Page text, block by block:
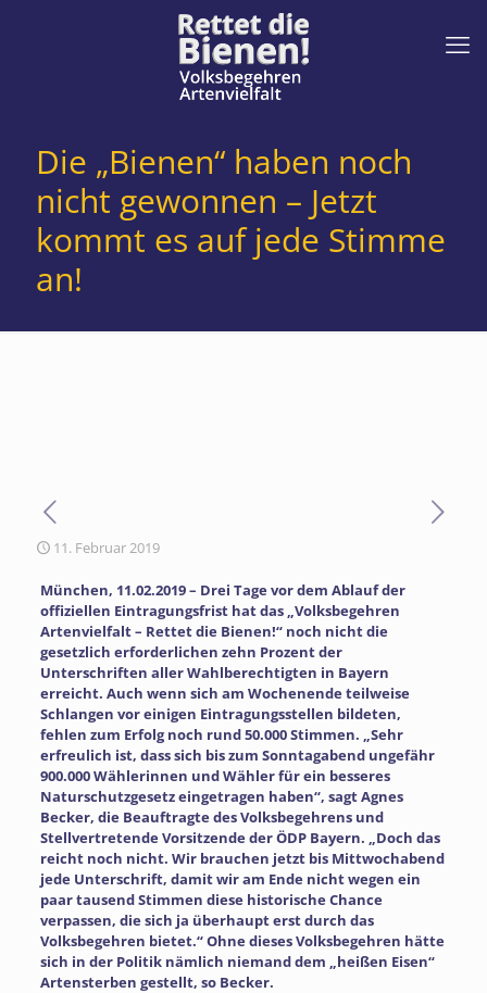
Die „Bienen“ haben noch
nicht gewonnen – Jetzt
kommt es auf jede Stimme
an!
11. Februar 2019
München, 11.02.2019 – Drei Tage vor dem Ablauf der
offiziellen Eintragungsfrist hat das „Volksbegehren
Artenvielfalt – Rettet die Bienen!“ noch nicht die
gesetzlich erforderlichen zehn Prozent der
Unterschriften aller Wahlberechtigten in Bayern
erreicht. Auch wenn sich am Wochenende teilweise
Schlangen vor einigen Eintragungsstellen bildeten,
fehlen zum Erfolg noch rund 50.000 Stimmen. „Sehr
erfreulich ist, dass sich bis zum Sonntagabend ungefähr
900.000 Wählerinnen und Wähler für ein besseres
Naturschutzgesetz eingetragen haben“, sagt Agnes
Becker, die Beauftragte des Volksbegehrens und
Stellvertretende Vorsitzende der ÖDP Bayern. „Doch das
reicht noch nicht. Wir brauchen jetzt bis Mittwochabend
jede Unterschrift, damit wir am Ende nicht wegen ein
paar tausend Stimmen diese historische Chance
verpassen, die sich ja überhaupt erst durch das
Volksbegehren bietet.“ Ohne dieses Volksbegehren hätte
sich in der Politik nämlich niemand dem „heißen Eisen“
Artensterben gestellt, so Becker.